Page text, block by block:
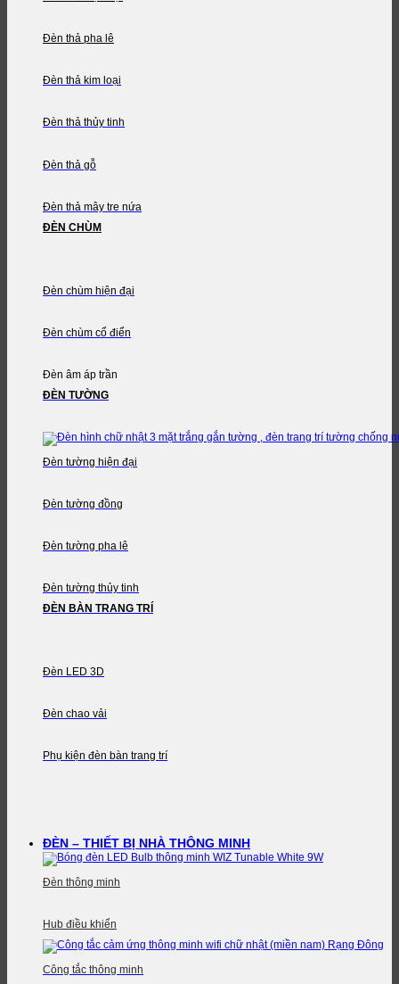
Đèn thả pha lê
Đèn thả kim loại
Đèn thả thủy tinh
Đèn thả gỗ
Đèn thả mây tre nứa
ĐÈN CHÙM
Đèn chùm hiện đại
Đèn chùm cổ điển
Đèn âm áp trần
ĐÈN TƯỜNG
Đèn tường hiện đại
Đèn tường đồng
Đèn tường pha lê
Đèn tường thủy tinh
ĐÈN BÀN TRANG TRÍ
Đèn LED 3D
Đèn chao vải
Phụ kiện đèn bàn trang trí
ĐÈN – THIẾT BỊ NHÀ THÔNG MINH
Đèn thông minh
Hub điều khiển
Công tắc thông minh